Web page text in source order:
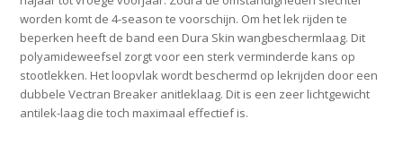
worden komt de 4-season te voorschijn. Om het lek rijden te
beperken heeft de band een Dura Skin wangbeschermlaag. Dit
polyamideweefsel zorgt voor een sterk verminderde kans op
stootlekken. Het loopvlak wordt beschermd op lekrijden door een
dubbele Vectran Breaker anitleklaag. Dit is een zeer lichtgewicht
antilek-laag die toch maximaal effectief is.